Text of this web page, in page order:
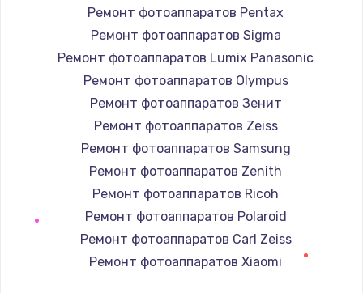
Заказать
Замена конфорки
Заказать
Замена платы сенсора
Заказать
Ремонт фотоаппаратов Pentax
Ремонт фотоаппаратов Sigma
Ремонт фотоаппаратов Lumix Panasonic
Ремонт фотоаппаратов Olympus
Ремонт фотоаппаратов Зенит
Ремонт фотоаппаратов Zeiss
Ремонт фотоаппаратов Samsung
Ремонт фотоаппаратов Zenith
Ремонт фотоаппаратов Ricoh
Ремонт фотоаппаратов Polaroid
Ремонт фотоаппаратов Carl Zeiss
Ремонт фотоаппаратов Xiaomi